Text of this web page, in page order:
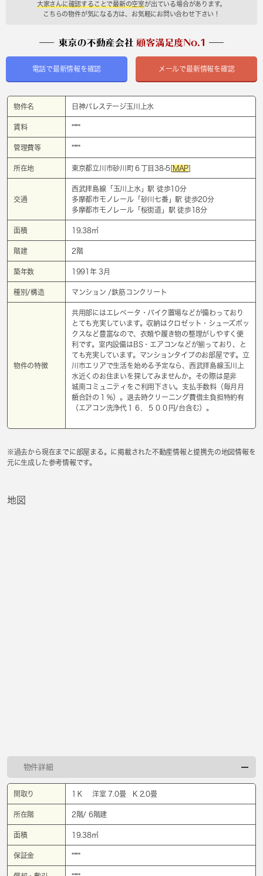
大家さんに確認することで最新の空室が出ている場合があります。
こちらの物件が気になる方は、お気軽にお問い合わせ下さい！
電話で最新情報を確認 メールで最新情報を確認
物件名 日神パレステージ玉川上水
賃料 ****
管理費等 ****
所在地 東京都立川市砂川町６丁目38-5[MAP]
交通
西武拝島線「 玉川上水 」駅 徒歩10分
多摩都市モノレール「 砂川七番」駅 徒歩20分
多摩都市モノレール「 桜街道 」駅 徒歩18分
面積 19.38㎡
階建 2階
築年数 1991年 3月
種別/構造 マンション /鉄筋コンクリート
物件の特徴
共用部にはエレベータ・バイク置場などが備わっており
とても充実しています。収納はクロゼット・シューズボッ
クスなど豊富なので、衣類や履き物の整理がしやすく便
利です。室内設備はBS・エアコンなどが揃っており、と
ても充実しています。マンションタイプのお部屋です。立
川市エリアで生活を始める予定なら、西武拝島線玉川上
水近くのお住まいを探してみませんか。その際は是非
城南コミュニティをご利用下さい。支払手数料（毎月月
額合計の１％）。退去時クリーニング費借主負担特約有
（エアコン洗浄代１６，５００円/台含む）。
※過去から現在までに部屋まる。に掲載された不動産情報と提携先の地図情報を
元に生成した参考情報です。
地図
物件詳細
間取り 1Ｋ 洋室 7.0畳 K 2.0畳
所在階 2階/ 6階建
面積 19.38㎡
保証金 ****